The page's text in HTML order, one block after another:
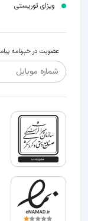
ویزای توریستی
عضویت در خبرنامه
شماره موبایل